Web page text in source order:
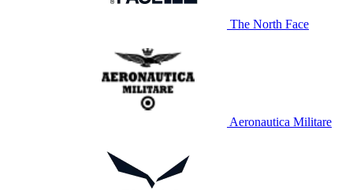
The North Face
Aeronautica Militare